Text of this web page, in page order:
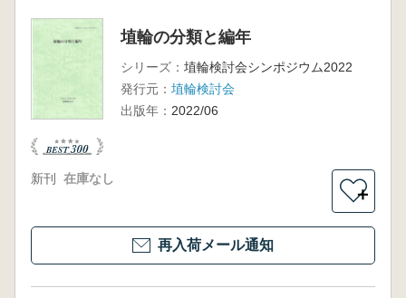
埴輪の分類と編年
シリーズ： 埴輪検討会シンポジウム2022
発行元： 埴輪検討会
出版年： 2022/06
新刊 在庫なし
＋
再入荷メール通知